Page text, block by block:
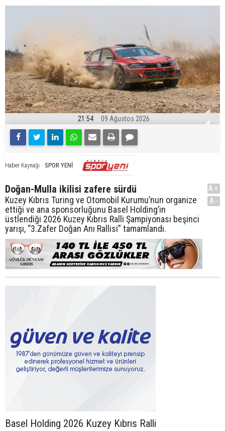
21:54 09 Ağustos 2026
Haber Kaynağı SPOR YENİ
Doğan-Mulla ikilisi zafere sürdü
Kuzey Kıbrıs Turing ve Otomobil Kurumu’nun organize
ettiği ve ana sponsorluğunu Basel Holding’in
üstlendiği 2026 Kuzey Kıbrıs Ralli Şampiyonası beşinci
yarışı, “3.Zafer Doğan Anı Rallisi” tamamlandı.
A+
A-
Basel Holding 2026 Kuzey Kıbrıs Ralli